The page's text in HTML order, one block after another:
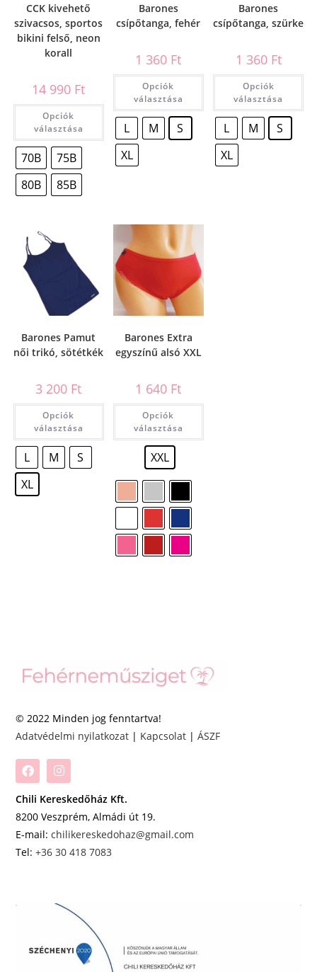
CCK kivehető
szivacsos, sportos
bikini felső, neon
korall
14 990 Ft
Opciók
választása
70B
75B
80B
85B
Barones
csípőtanga, fehér
1 360 Ft
Opciók
választása
L M
S
XL
Barones
csípőtanga, szürke
1 360 Ft
Opciók
választása
L M
S
XL
Barones Pamut
női trikó, sötétkék
3 200 Ft
Opciók
választása
L M
S
XL
Barones Extra
egyszínű alsó XXL
1 640 Ft
Opciók
választása
XXL
© 2022 Minden jog fenntartva!
Adatvédelmi nyilatkozat | Kapcsolat |ÁSZF
Chili Kereskedőház Kft.
8200 Veszprém, Almádi út 19.
E-mail:chilikereskedohaz@gmail.com
Tel:+36 30 418 7083